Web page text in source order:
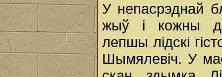
У непасрэднай
жыў і кожны
лепшы лідскі
Шымялевіч. У